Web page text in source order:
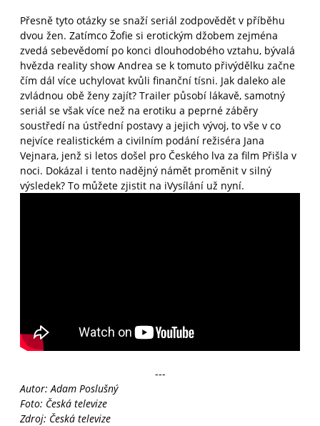
Přesně tyto otázky se snaží seriál zodpovědět v příběhu
dvou žen. Zatímco Žofie si erotickým džobem zejména
zvedá sebevědomí po konci dlouhodobého vztahu, bývalá
hvězda reality show Andrea se k tomuto přivýdělku začne
čím dál více uchylovat kvůli finanční tísni. Jak daleko ale
zvládnou obě ženy zajít? Trailer působí lákavě, samotný
seriál se však více než na erotiku a peprné záběry
soustředí na ústřední postavy a jejich vývoj, to vše v co
nejvíce realistickém a civilním podání režiséra Jana
Vejnara, jenž si letos došel pro Českého lva za film Přišla v
noci. Dokázal i tento nadějný námět proměnit v silný
výsledek? To můžete zjistit na iVysílání už nyní.
---
Autor: Adam Poslušný
Foto: Česká televize
Zdroj: Česká televize